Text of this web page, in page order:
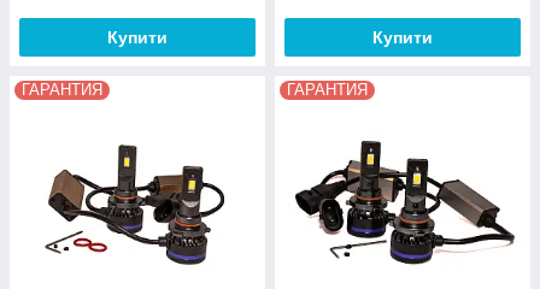
Купити Купити
ГАРАНТИЯ ГАРАНТИЯ